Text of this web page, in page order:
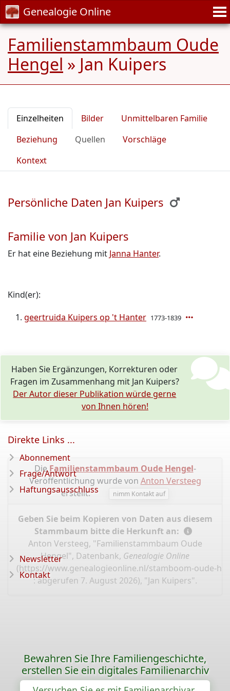
Genealogie Online
Familienstammbaum Oude
Hengel » Jan Kuipers
Einzelheiten Bilder
Unmittelbaren Familie
Beziehung
Quellen
Vorschläge
Kontext
Persönliche Daten Jan Kuipers
Familie von Jan Kuipers
Er hat eine Beziehung mit Janna Hanter.
Kind(er):
geertruida Kuipers op 't Hanter 1773-1839
Haben Sie Ergänzungen, Korrekturen oder
Fragen im Zusammenhang mit Jan Kuipers?
Der Autor dieser Publikation würde gerne
von Ihnen hören!
DieFamilienstammbaum Oude Hengel-
Veröffentlichung wurde von Anton Versteeg
erstellt.
nimm Kontakt auf
Geben Sie beim Kopieren von Daten aus diesem
Stammbaum bitte die Herkunft an:
Anton Versteeg, "Familienstammbaum Oude
Hengel", Datenbank, Genealogie Online
(https://www.genealogieonline.nl/stamboom-oude-
: abgerufen 7. August 2026), "Jan Kuipers".
Direkte Links ...
Abonnement
Frage/Antwort
Haftungsausschluss
Newsletter
Kontakt
Bewahren Sie Ihre Familiengeschichte,
erstellen Sie ein digitales Familienarchiv